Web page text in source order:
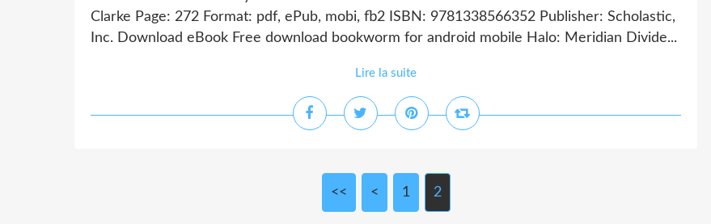
Clarke Page: 272 Format: pdf, ePub, mobi, fb2 ISBN: 9781338566352 Publisher: Scholastic,
Inc. Download eBook Free download bookworm for android mobile Halo: Meridian Divide...
Lire la suite
<< < 1 2